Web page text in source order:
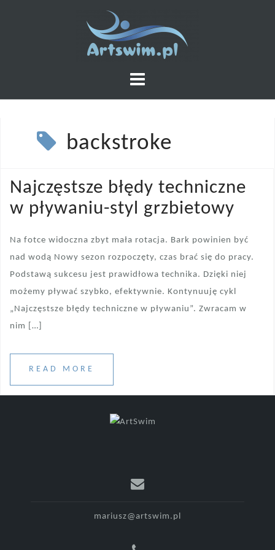
backstroke
Najczęstsze błędy techniczne
w pływaniu-styl grzbietowy
Na fotce widoczna zbyt mała rotacja. Bark powinien być
nad wodą Nowy sezon rozpoczęty, czas brać się do pracy.
Podstawą sukcesu jest prawidłowa technika. Dzięki niej
możemy pływać szybko, efektywnie. Kontynuuję cykl
„Najczęstsze błędy techniczne w pływaniu”. Zwracam w
nim […]
READ MORE
mariusz@artswim.pl